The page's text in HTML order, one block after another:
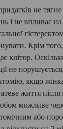
не тягне
і не впливає на
Крім
клітор.
не
якщо
життя
можливе
або